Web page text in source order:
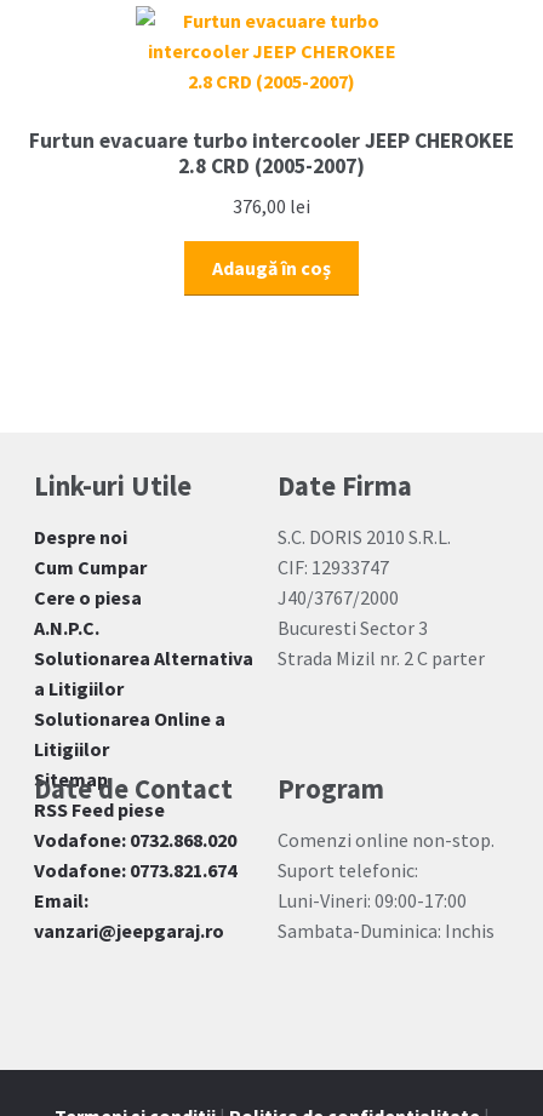
Furtun evacuare turbo intercooler JEEP CHEROKEE
2.8 CRD (2005-2007)
376,00 lei
Adaugă în coș
Link-uri Utile
Despre noi
Cum Cumpar
Cere o piesa
A.N.P.C.
Solutionarea Alternativa
a Litigiilor
Solutionarea Online a
Litigiilor
Sitemap
RSS Feed piese
Date Firma
S.C. DORIS 2010 S.R.L.
CIF: 12933747
J40/3767/2000
Bucuresti Sector 3
Strada Mizil nr. 2 C parter
Date de Contact
Vodafone: 0732.868.020
Vodafone: 0773.821.674
Email:
vanzari@jeepgaraj.ro
Program
Comenzi online non-stop.
Suport telefonic:
Luni-Vineri: 09:00-17:00
Sambata-Duminica: Inchis